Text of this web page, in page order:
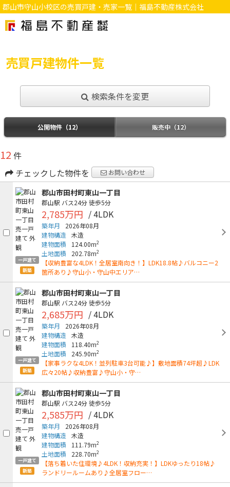
郡山市守山小校区の売買戸建・売家一覧｜福島不動産株式会社
売買戸建物件一覧
検索条件を変更
公開物件（12） 販売中（12）
12 件
チェックした物件を
お問い合わせ
一戸建て
新築
郡山市田村町東山一丁目
郡山駅 バス24分徒歩5分
2,785万円 / 4LDK
築年月
2026年08月
建物構造 木造
建物面積
124.00m2
土地面積 202.78m2
【収納豊富な4LDK！全居室南向き！】LDK18.8帖♪バルコニー2
箇所あり♪守山小・守山中エリア…
一戸建て
新築
郡山市田村町東山一丁目
郡山駅 バス24分徒歩5分
2,685万円 / 4LDK
築年月
2026年08月
建物構造 木造
建物面積
118.40m2
土地面積 245.90m2
【家事ラクな4LDK！並列駐車3台可能♪】敷地面積74坪超♪LDK
広々20帖♪収納豊富♪守山小・守…
一戸建て
新築
郡山市田村町東山一丁目
郡山駅 バス24分徒歩5分
2,585万円 / 4LDK
築年月
2026年08月
建物構造 木造
建物面積
111.79m2
土地面積 228.70m2
【落ち着いた住環境♪4LDK！収納充実！】LDKゆったり18帖♪
ランドリールームあり♪全居室フロー…